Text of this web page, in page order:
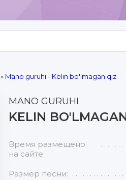
» Mano guruhi - Kelin bo'lmagan qiz
MANO GURUHI
KELIN
Время размещено
на сайте:
Размер песни: